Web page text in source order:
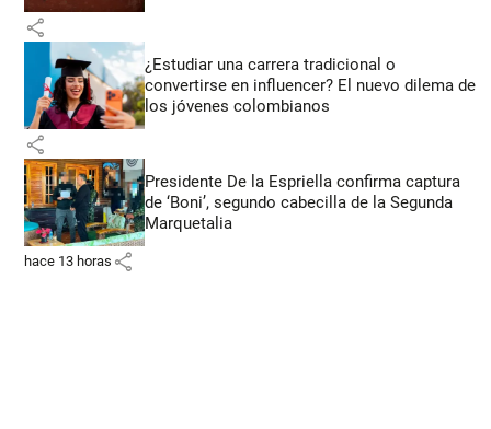
share
¿Estudiar una carrera tradicional o
convertirse en influencer? El nuevo dilema de
los jóvenes colombianos
share
Presidente De la Espriella confirma captura
de ‘Boni’, segundo cabecilla de la Segunda
Marquetalia
hace 13 horas share